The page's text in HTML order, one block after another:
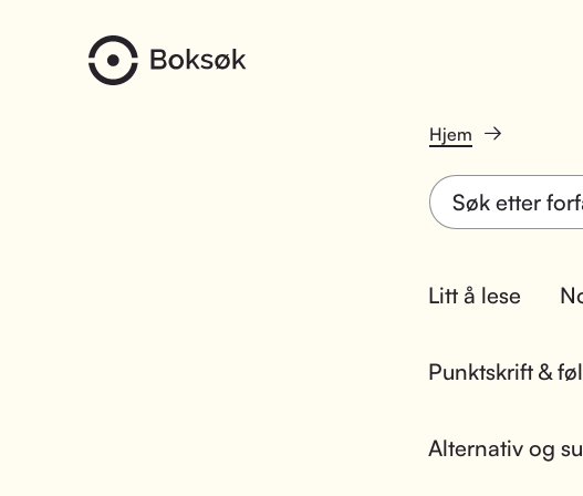
Hjem
Litt å lese
Punktskrift &
Alternativ og